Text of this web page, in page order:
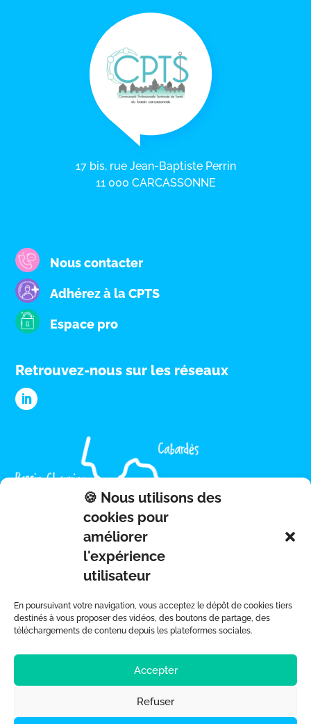
🍪 Nous utilisons des
cookies pour
améliorer
l'expérience
utilisateur
En poursuivant votre navigation, vous acceptez le dépôt de cookies tiers
destinés à vous proposer des vidéos, des boutons de partage, des
téléchargements de contenu depuis les plateformes sociales.
Accepter
Refuser
17 bis, rue Jean-Baptiste Perrin
11 000 CARCASSONNE
Nous contacter
Adhérez à la CPTS
Espace pro
Retrouvez-nous sur les réseaux